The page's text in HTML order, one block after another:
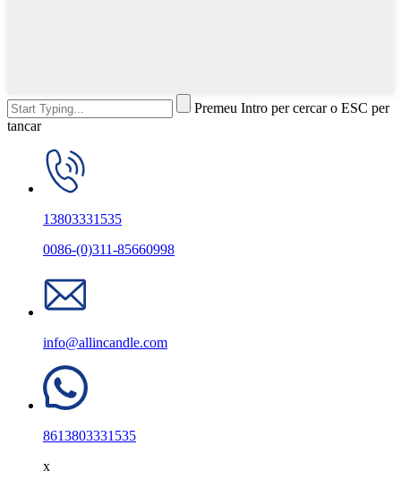
Premeu Intro per cercar o ESC per
tancar
13803331535
0086-(0)311-85660998
info@allincandle.com
8613803331535
x